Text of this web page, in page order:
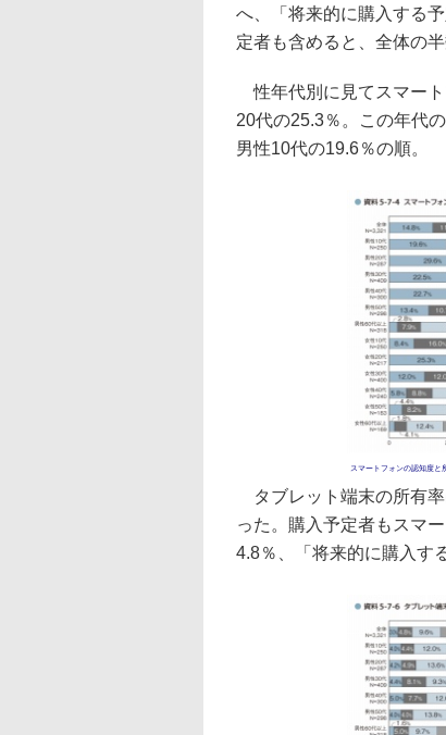
へ、「将来的に購入する
定者も含めると、全体の
性年代別に見てスマー
20代の25.3％。この年代
男性10代の19.6％の順。
スマートフォンの認知度と
タブレット端末の所有
った。購入予定者もスマ
4.8％、「将来的に購入す